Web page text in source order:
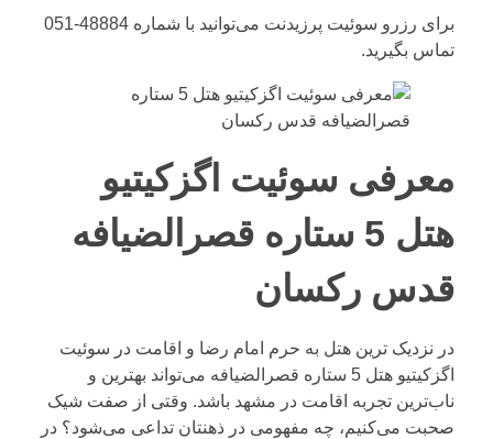
برای رزرو سوئیت پرزیدنت می‌توانید با شماره 48884-051
تماس بگیرید.
معرفی سوئیت اگزکیتیو
هتل 5 ستاره قصرالضیافه
قدس رکسان
در نزدیک ترین هتل به حرم امام رضا و اقامت در سوئیت
اگزکیتیو هتل 5 ستاره قصرالضیافه می‌تواند بهترین و
ناب‌ترین تجربه اقامت در مشهد باشد. وقتی از صفت شیک
صحبت می‌کنیم، چه مفهومی در ذهنتان تداعی می‌شود؟ در